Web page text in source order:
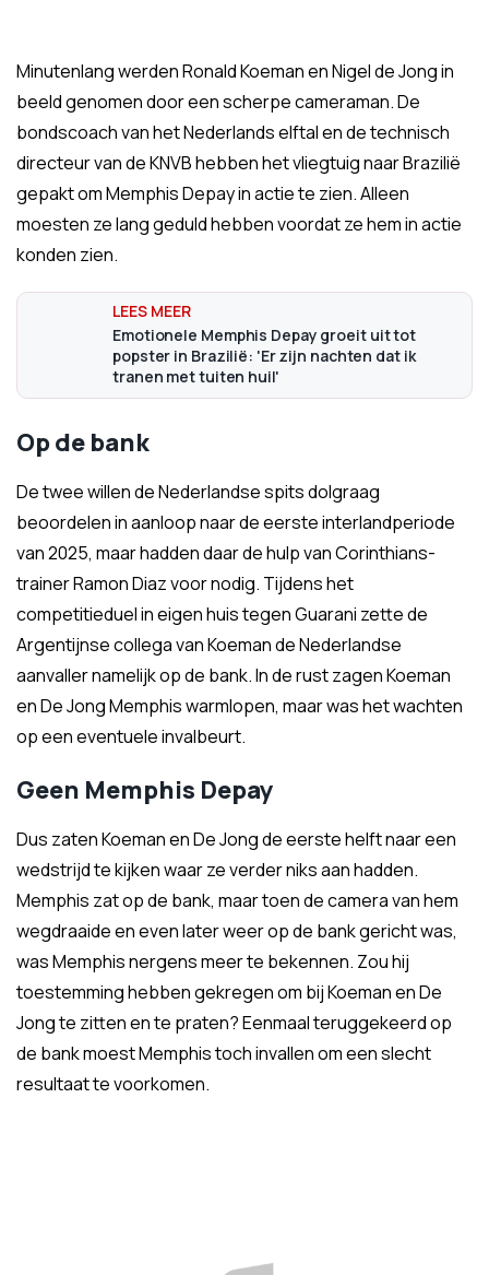
Minutenlang werden Ronald Koeman en Nigel de Jong in
beeld genomen door een scherpe cameraman. De
bondscoach van het Nederlands elftal en de technisch
directeur van de KNVB hebben het vliegtuig naar Brazilië
gepakt om Memphis Depay in actie te zien. Alleen
moesten ze lang geduld hebben voordat ze hem in actie
konden zien.
Emotionele Memphis Depay groeit uit tot
popster in Brazilië: 'Er zijn nachten dat ik
tranen met tuiten huil'
Op de bank
De twee willen de Nederlandse spits dolgraag
beoordelen in aanloop naar de eerste interlandperiode
van 2025, maar hadden daar de hulp van Corinthians-
trainer Ramon Diaz voor nodig. Tijdens het
competitieduel in eigen huis tegen Guarani zette de
Argentijnse collega van Koeman de Nederlandse
aanvaller namelijk op de bank. In de rust zagen Koeman
en De Jong Memphis warmlopen, maar was het wachten
op een eventuele invalbeurt.
Geen Memphis Depay
Dus zaten Koeman en De Jong de eerste helft naar een
wedstrijd te kijken waar ze verder niks aan hadden.
Memphis zat op de bank, maar toen de camera van hem
wegdraaide en even later weer op de bank gericht was,
was Memphis nergens meer te bekennen. Zou hij
toestemming hebben gekregen om bij Koeman en De
Jong te zitten en te praten? Eenmaal teruggekeerd op
de bank moest Memphis toch invallen om een slecht
resultaat te voorkomen.